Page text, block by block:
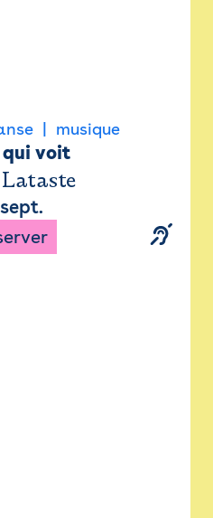
musique
qui voit